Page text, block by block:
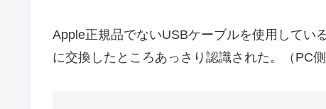
Apple正規品でないUSBケーブルを使用してい
に交換したところあっさり認識された。（PC